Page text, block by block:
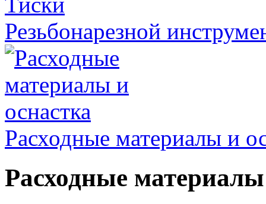
Резьбонарезной
Расходные материалы и
Расходные